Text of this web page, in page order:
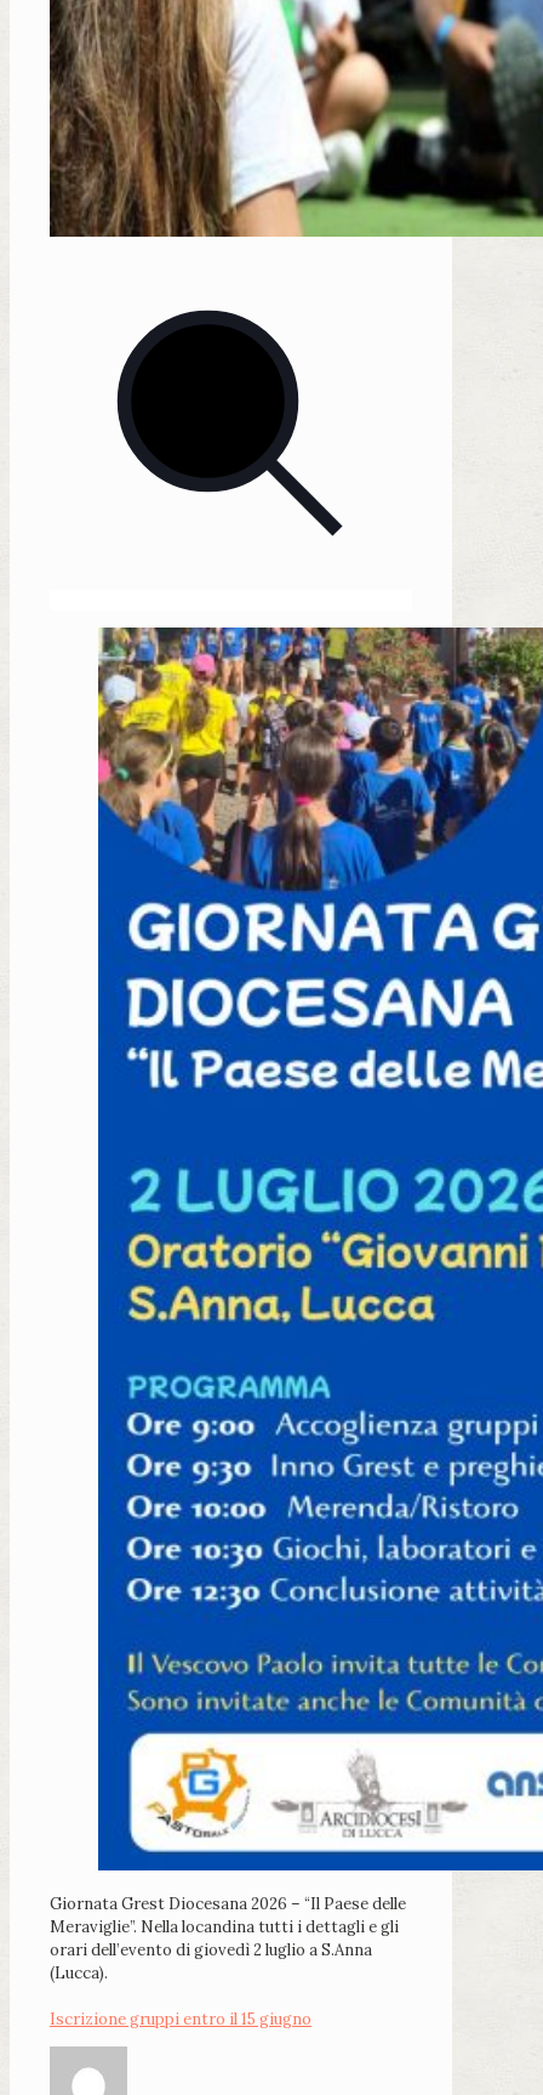
Giornata Grest Diocesana 2026 – “Il Paese delle
Meraviglie”. Nella locandina tutti i dettagli e gli
orari dell’evento di giovedì 2 luglio a S.Anna
(Lucca).
Iscrizione gruppi entro il 15 giugno